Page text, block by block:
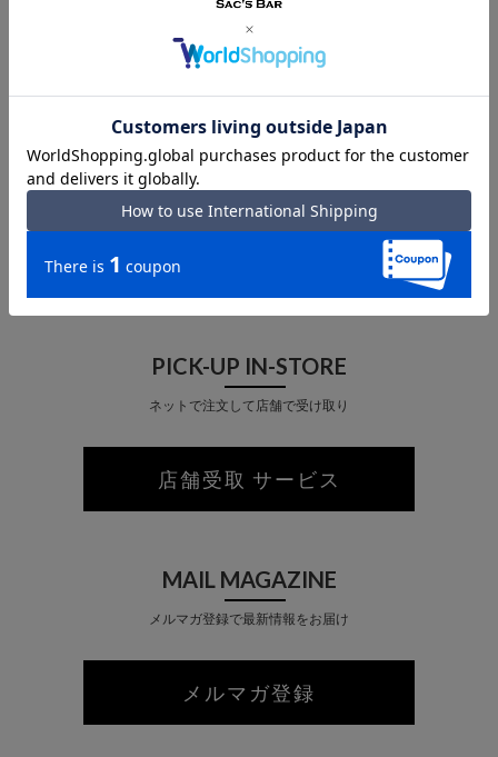
ランバンオンブルー LANVIN EN BLEU
折りたたみバッグ 折りたたみ傘 整理
日傘 暑さ対策 母の日 解決法 財布
開運 風水
PICK-UP IN-STORE
ネットで注文して店舗で受け取り
店舗受取 サービス
MAIL MAGAZINE
メルマガ登録で最新情報をお届け
メルマガ登録